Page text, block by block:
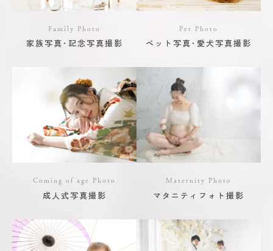
Family Photo
家族写真･記念写真撮影
Pet Photo
ペット写真･愛犬写真撮影
Coming of age Photo
成人式写真撮影
Maternity Photo
マタニティフォト撮影